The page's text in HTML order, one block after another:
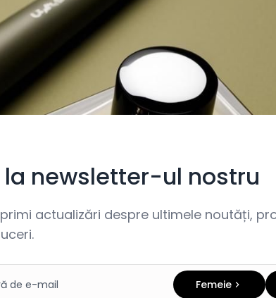
newsletter-ul nostru
actualizări despre ultimele noutăți,
Femeie